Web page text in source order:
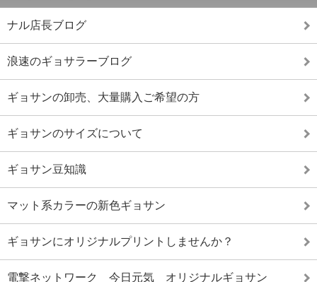
ナル店長ブログ
浪速のギョサラーブログ
ギョサンの卸売、大量購入ご希望の方
ギョサンのサイズについて
ギョサン豆知識
マット系カラーの新色ギョサン
ギョサンにオリジナルプリントしませんか？
電撃ネットワーク 今日元気 オリジナルギョサン